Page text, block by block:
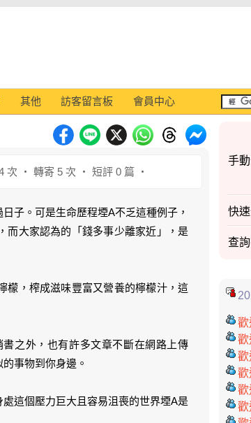
其他 訪客留言板 會員中心
次 ‧ 轉寄 5 次 ‧ 短評 0 篇 ‧
子。可是生命歷程堙A不乏這種例子，
而大家認為的「錢多事少離家近」，是
檬，榨成滋味豐富又營養的檸檬汁，這
之外，也有許多文章不斷在網路上傳
事物到你身邊。
這個壓力巨大且容易沮喪的世界堙A是
手
快
查詢
歡
歡
歡
歡
歡
歡